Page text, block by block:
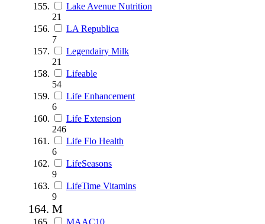
Lake Avenue Nutrition
21
LA Republica
7
Legendairy Milk
21
Lifeable
54
Life Enhancement
6
Life Extension
246
Life Flo Health
6
LifeSeasons
9
LifeTime Vitamins
9
M
MAAC10